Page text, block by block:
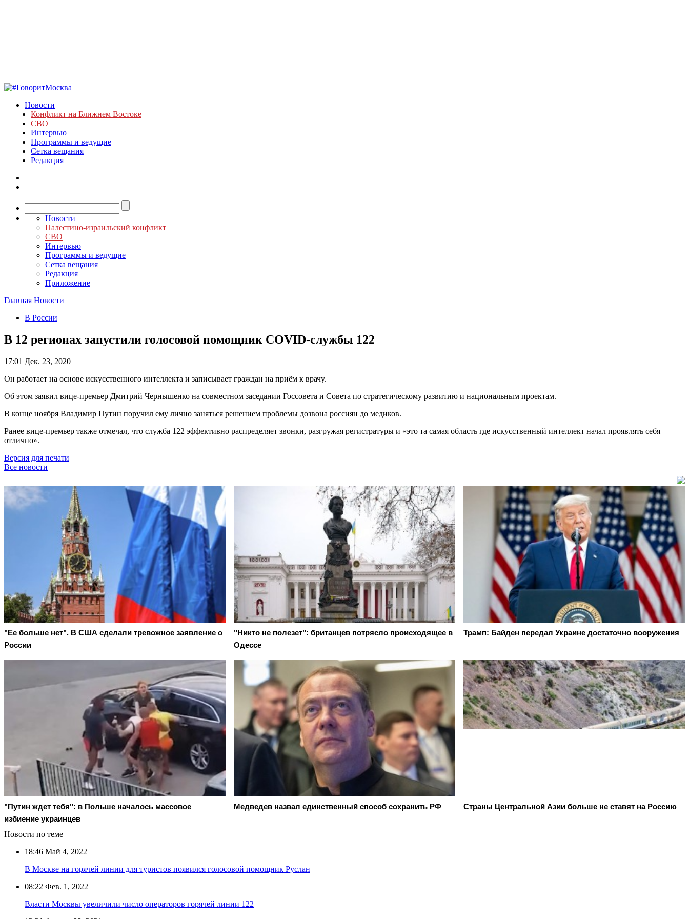
Новости
Конфликт на Ближнем Востоке
СВО
Интервью
Программы и ведущие
Сетка вещания
Редакция
Новости
Палестино-израильский конфликт
СВО
Интервью
Программы и ведущие
Сетка вещания
Редакция
Приложение
Главная Новости
В России
В 12 регионах запустили голосовой помощник COVID-службы 122
17:01 Дек. 23, 2020
Он работает на основе искусственного интеллекта и записывает граждан на приём к врачу.
Об этом заявил вице-премьер Дмитрий Чернышенко на совместном заседании Госсовета и Совета по стратегическому развитию и национальным проектам.
В конце ноября Владимир Путин поручил ему лично заняться решением проблемы дозвона россиян до медиков.
Ранее вице-премьер также отмечал, что служба 122 эффективно распределяет звонки, разгружая регистратуры и «это та самая область где искусственный интеллект начал проявлять себя
отлично».
Версия для печати
Все новости
"Ее больше нет". В США сделали тревожное заявление о
России
"Никто не полезет": британцев потрясло происходящее в
Одессе
Трамп: Байден передал Украине достаточно вооружения
"Путин ждет тебя": в Польше началось массовое
избиение украинцев
Медведев назвал единственный способ сохранить РФ Страны Центральной Азии больше не ставят на Россию
Новости по теме
18:46 Май 4, 2022
В Москве на горячей линии для туристов появился голосовой помощник Руслан
08:22 Фев. 1, 2022
Власти Москвы увеличили число операторов горячей линии 122